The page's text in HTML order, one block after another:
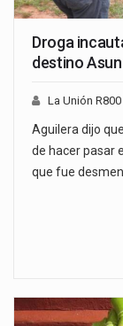
Droga
destino
La Unión
Aguilera dijo
de hacer pasar
que fue